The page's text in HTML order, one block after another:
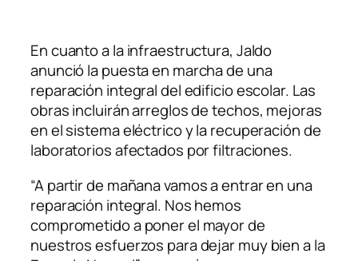
En cuanto a la infraestructura, Jaldo
anunció la puesta en marcha de una
reparación integral del edificio escolar. Las
obras incluirán arreglos de techos, mejoras
en el sistema eléctrico y la recuperación de
laboratorios afectados por filtraciones.
“A partir de mañana vamos a entrar en una
reparación integral. Nos hemos
comprometido a poner el mayor de
nuestros esfuerzos para dejar muy bien a la